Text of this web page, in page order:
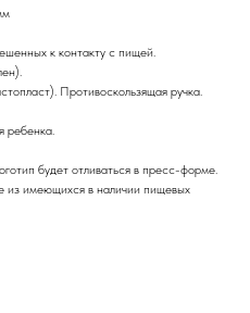
к контакту с пищей.
Противоскользящая ручка.
ребенка.
будет отливаться в пресс-форме.
из имеющихся в наличии пищевых